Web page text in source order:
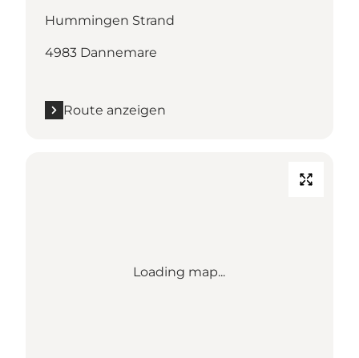
Hummingen Strand
4983 Dannemare
Route anzeigen
Loading map...